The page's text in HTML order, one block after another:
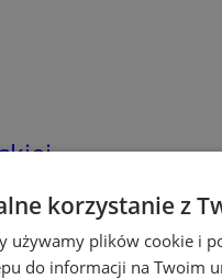
korzystanie z
używamy plików cookie i
do informacji na Twoim